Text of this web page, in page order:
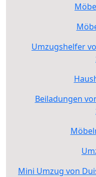
Umzugshelfer
Beiladungen
Mini Umzug von